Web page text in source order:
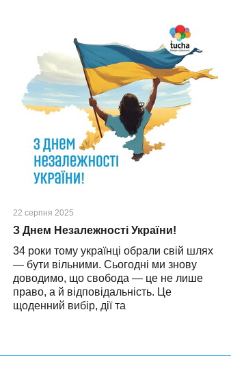
22 серпня 2025
З Днем Незалежності України!
34 роки тому українці обрали свій шлях
— бути вільними. Сьогодні ми знову
доводимо, що свобода — це не лише
право, а й відповідальність. Це
щоденний вибір, дії та
рятувальникам і волонтерам. Завдяки